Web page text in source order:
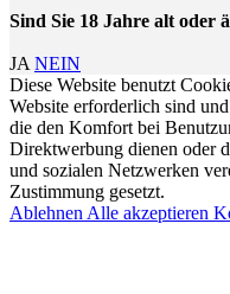
Sind Sie 18 Jahre alt oder
JA NEIN
Diese Website benutzt
Website erforderlich sind
die den Komfort bei
Direktwerbung dienen oder
und sozialen Netzwerken
Zustimmung gesetzt.
Ablehnen Alle akzeptieren